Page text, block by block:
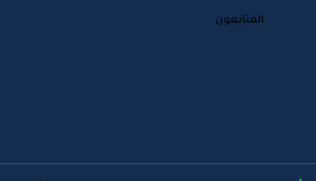
المتابعون